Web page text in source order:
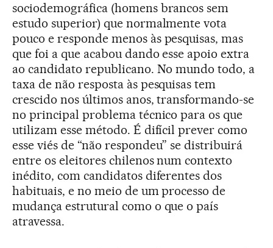
sociodemográfica (homens brancos sem
estudo superior) que normalmente vota
pouco e responde menos às pesquisas, mas
que foi a que acabou dando esse apoio extra
ao candidato republicano. No mundo todo, a
taxa de não resposta às pesquisas tem
crescido nos últimos anos, transformando-se
no principal problema técnico para os que
utilizam esse método. É difícil prever como
esse viés de “não respondeu” se distribuirá
entre os eleitores chilenos num contexto
inédito, com candidatos diferentes dos
habituais, e no meio de um processo de
mudança estrutural como o que o país
atravessa.